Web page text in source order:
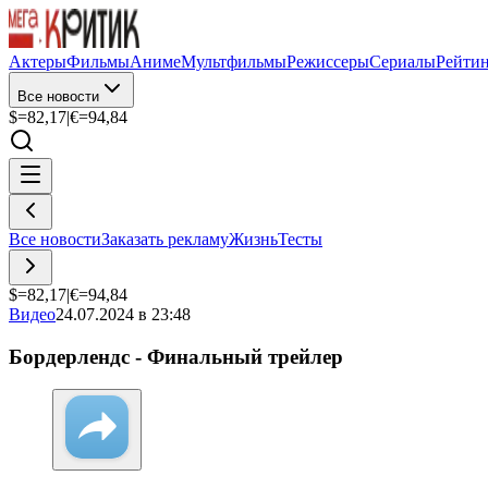
АктерыФильмыАнимеМультфильмыРежиссерыСериалы
Все новости
$=82,17|€=94,84
Все новостиЗаказать рекламуЖизньТесты
$=82,17|€=94,84
Видео24.07.2024 в 23:48
Бордерлендс - Финальный трейлер